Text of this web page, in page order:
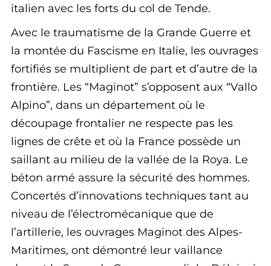
italien avec les forts du col de Tende.
Avec le traumatisme de la Grande Guerre et
la montée du Fascisme en Italie, les ouvrages
fortifiés se multiplient de part et d’autre de la
frontière. Les “Maginot” s’opposent aux “Vallo
Alpino”, dans un département où le
découpage frontalier ne respecte pas les
lignes de crête et où la France possède un
saillant au milieu de la vallée de la Roya. Le
béton armé assure la sécurité des hommes.
Concertés d’innovations techniques tant au
niveau de l’électromécanique que de
l’artillerie, les ouvrages Maginot des Alpes-
Maritimes, ont démontré leur vaillance